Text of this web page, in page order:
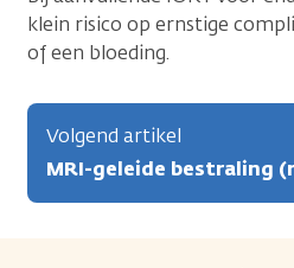
klein risico op ernstige
of een bloeding.
Volgend artikel
MRI-geleide bestraling